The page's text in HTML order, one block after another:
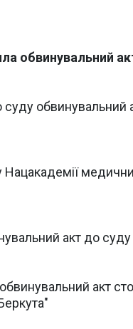
обвинувальний
суду обвинувальний
Нацакадемії
акт до суду
акт